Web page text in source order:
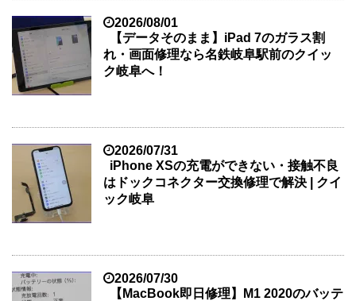
2026/08/01
【データそのまま】iPad 7のガラス割
れ・画面修理なら名鉄岐阜駅前のクイッ
ク岐阜へ！
2026/07/31
iPhone XSの充電ができない・接触不良
はドックコネクター交換修理で解決 | クイ
ック岐阜
2026/07/30
【MacBook即日修理】M1 2020のバッテ